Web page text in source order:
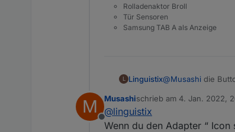
Rolladenaktor Broll
Tür Sensoren
Samsung TAB A als Anzeige
L Linguistix@Musashi die
M
Offline
Musashischrieb am 4. Jan. 2022,
zuletzt editiert von
@linguistix
Wenn du den Adapter “